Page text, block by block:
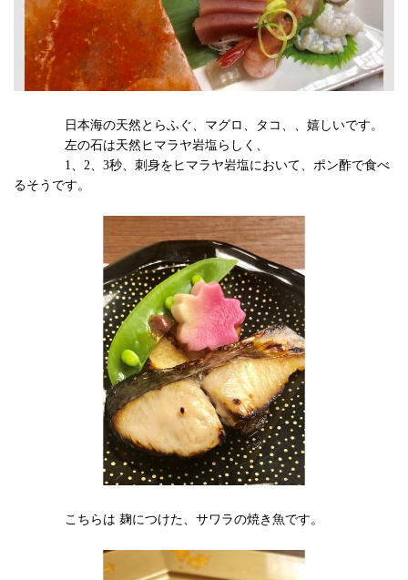
日本海の天然とらふぐ、マグロ、タコ、、嬉しいです。
左の石は天然ヒマラヤ岩塩らしく、
1、2、3秒、刺身をヒマラヤ岩塩において、ポン酢で食べ
るそうです。
こちらは 麹につけた、サワラの焼き魚です。